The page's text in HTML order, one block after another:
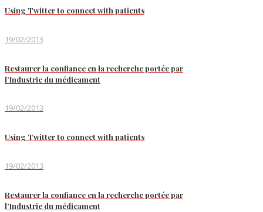
Using Twitter to connect with patients
19/02/2013
Restaurer la confiance en la recherche portée par
l’Industrie du médicament
19/02/2013
Using Twitter to connect with patients
19/02/2013
Restaurer la confiance en la recherche portée par
l’Industrie du médicament